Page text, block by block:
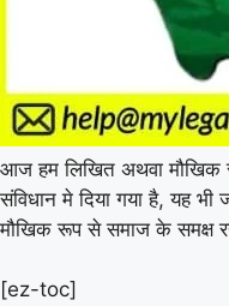
आज हम लिखित अथवा मौखिक
संविधान मे दिया गया है, यह भी
मौखिक रूप से समाज के समक्ष
[ez-toc]